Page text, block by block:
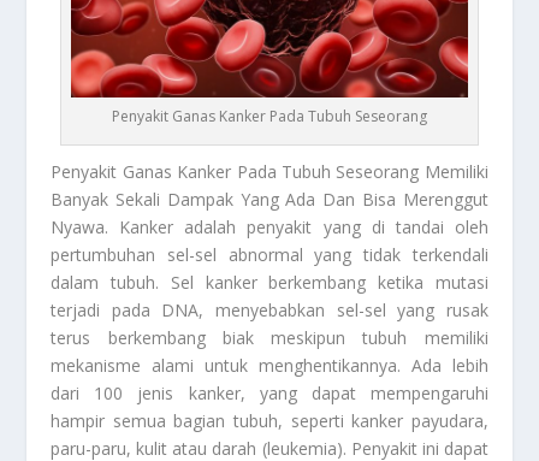
Penyakit Ganas Kanker Pada Tubuh Seseorang
Penyakit Ganas Kanker Pada Tubuh Seseorang Memiliki
Banyak Sekali Dampak Yang Ada Dan Bisa Merenggut
Nyawa. Kanker adalah penyakit yang di tandai oleh
pertumbuhan sel-sel abnormal yang tidak terkendali
dalam tubuh. Sel kanker berkembang ketika mutasi
terjadi pada DNA, menyebabkan sel-sel yang rusak
terus berkembang biak meskipun tubuh memiliki
mekanisme alami untuk menghentikannya. Ada lebih
dari 100 jenis kanker, yang dapat mempengaruhi
hampir semua bagian tubuh, seperti kanker payudara,
paru-paru, kulit atau darah (leukemia). Penyakit ini dapat